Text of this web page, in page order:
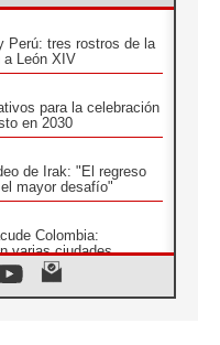
Perú: tres rostros de la
a León XIV
para la celebración
en 2030
de Irak: "El regreso
mayor desafío"
Colombia:
varias ciudades
Alarma de la UNICEF